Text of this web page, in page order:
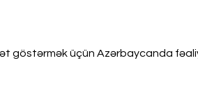
göstərmək üçün Azərbaycanda